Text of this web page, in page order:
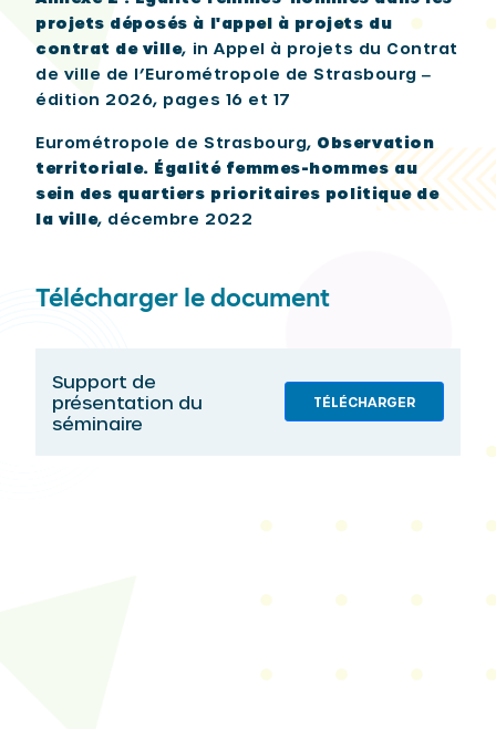
projets déposés à l'appel à projets du
contrat de ville, in Appel à projets du Contrat
de ville de l’Eurométropole de Strasbourg ‒
édition 2026, pages 16 et 17
Eurométropole de Strasbourg, Observation
territoriale. Égalité femmes-hommes au
sein des quartiers prioritaires politique de
la ville, décembre 2022
Télécharger le document
Support de
présentation du
séminaire
TÉLÉCHARGER